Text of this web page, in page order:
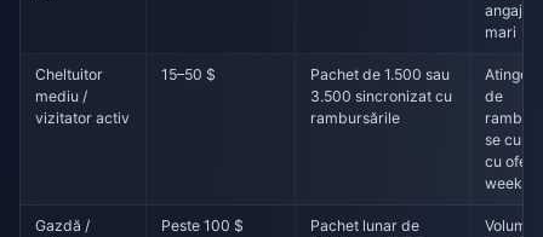
mari
Cheltuitor
mediu /
vizitator activ
15–50 $
Pachet de 1.500 sau
3.500 sincronizat cu
rambursările
Atinge
de
se
cu
Gazdă /
Peste 100 $
Pachet lunar de
Volumul